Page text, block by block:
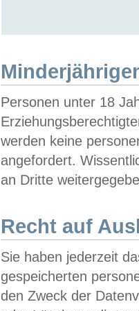
Personen unter 18
werden keine
angefordert.
an Dritte
Recht auf
Sie haben jederzeit
gespeicherten
den Zweck der